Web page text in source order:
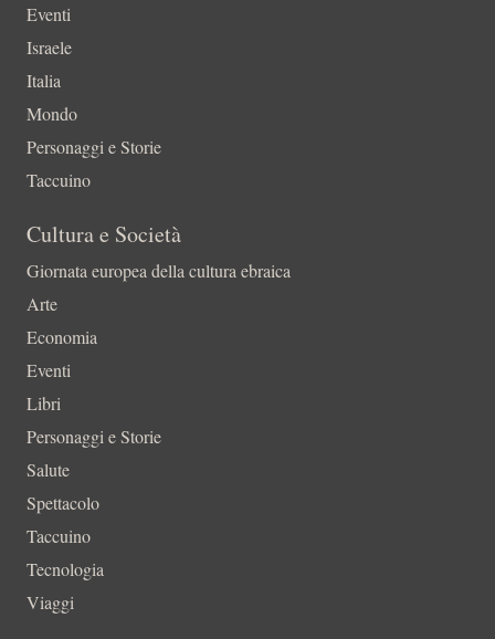
Eventi
Israele
Italia
Mondo
Personaggi e Storie
Taccuino
Cultura e Società
Giornata europea della cultura ebraica
Arte
Economia
Eventi
Libri
Personaggi e Storie
Salute
Spettacolo
Taccuino
Tecnologia
Viaggi